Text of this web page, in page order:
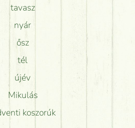
tavasz
nyár
ősz
tél
újév
Mikulás
koszorúk